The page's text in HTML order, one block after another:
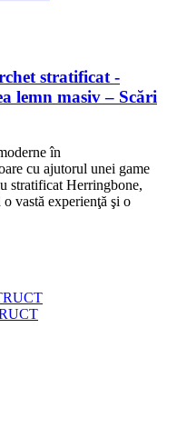
stratificat -
lemn masiv – Scări
în
cu ajutorul unei game
stratificat Herringbone,
vastă experienţă şi o